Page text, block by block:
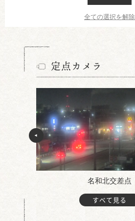
全ての選択を解除
定点カメラ
名和北交差点
すべて見る